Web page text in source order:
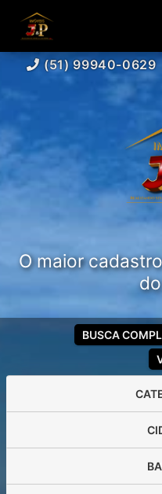
(51) 99940-0629
O maior
BUSCA